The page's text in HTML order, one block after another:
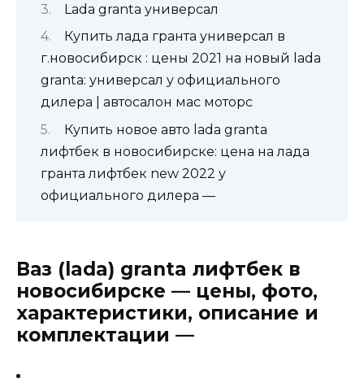
Lada granta универсал
Купить лада гранта универсал в
г.новосибирск : цены 2021 на новый lada
granta: универсал у официального
дилера | автосалон мас моторс
Купить новое авто lada granta
лифтбек в новосибирске: цена на лада
гранта лифтбек new 2022 у
официального дилера —
Ваз (lada) granta лифтбек в
новосибирске — цены, фото,
характеристики, описание и
комплектации —